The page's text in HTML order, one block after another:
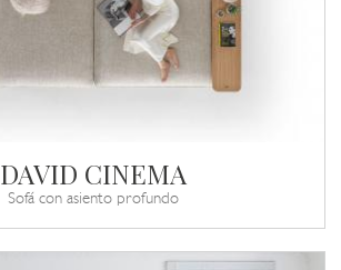
DAVID CINEMA
Sofá con asiento profundo